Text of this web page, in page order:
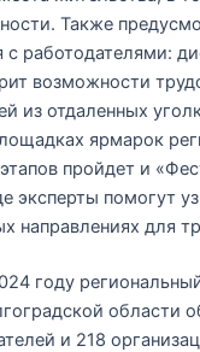
Также
с работодателями:
возможности
из отдаленных
ярмарок
пройдет и
эксперты помогут
направлениях для
году
области
и 218